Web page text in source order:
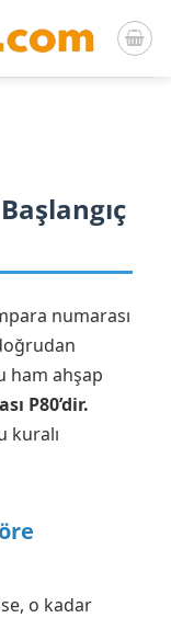
numarası
ham ahşap
P80’dir.
kuralı
o kadar